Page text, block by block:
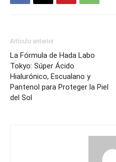
Artículo anterior
La Fórmula de Hada Labo
Tokyo: Súper Ácido
Hialurónico, Escualano y
Pantenol para Proteger la Piel
del Sol